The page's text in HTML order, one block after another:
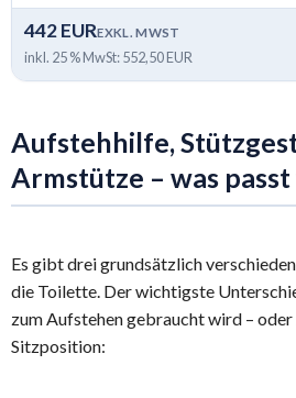
442 EUREXKL. MWST
inkl. 25 % MwSt: 552,50 EUR
Aufstehhilfe,
Armstütze – was
Es gibt drei grundsätzlich
die Toilette. Der wichtigste
zum Aufstehen gebraucht wird –
Sitzposition: